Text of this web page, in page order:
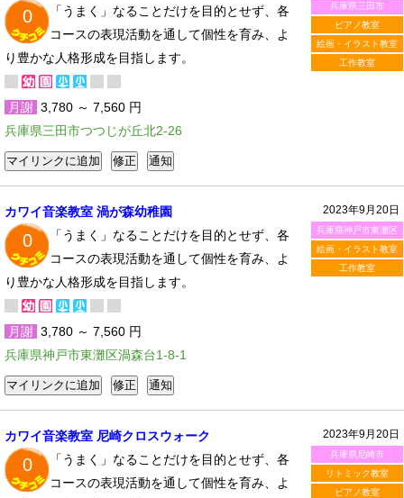
兵庫県三田市
ピアノ教室
絵画・イラスト教室
工作教室
0
「うまく」なることだけを目的とせず、各
コースの表現活動を通して個性を育み、よ
り豊かな人格形成を目指します。
月謝 3,780 ～ 7,560 円
兵庫県三田市つつじが丘北2-26
2023年9月20日
兵庫県神戸市東灘区
絵画・イラスト教室
工作教室
カワイ音楽教室 渦が森幼稚園
0
「うまく」なることだけを目的とせず、各
コースの表現活動を通して個性を育み、よ
り豊かな人格形成を目指します。
月謝 3,780 ～ 7,560 円
兵庫県神戸市東灘区渦森台1-8-1
2023年9月20日
兵庫県尼崎市
リトミック教室
ピアノ教室
カワイ音楽教室 尼崎クロスウォーク
0
「うまく」なることだけを目的とせず、各
コースの表現活動を通して個性を育み、よ